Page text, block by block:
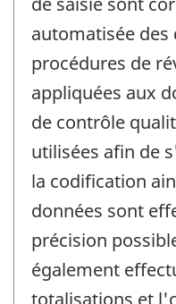
automatisée des
procédures de
appliquées aux
de contrôle
utilisées afin de
la codification
données sont
précision
également
totalisations et